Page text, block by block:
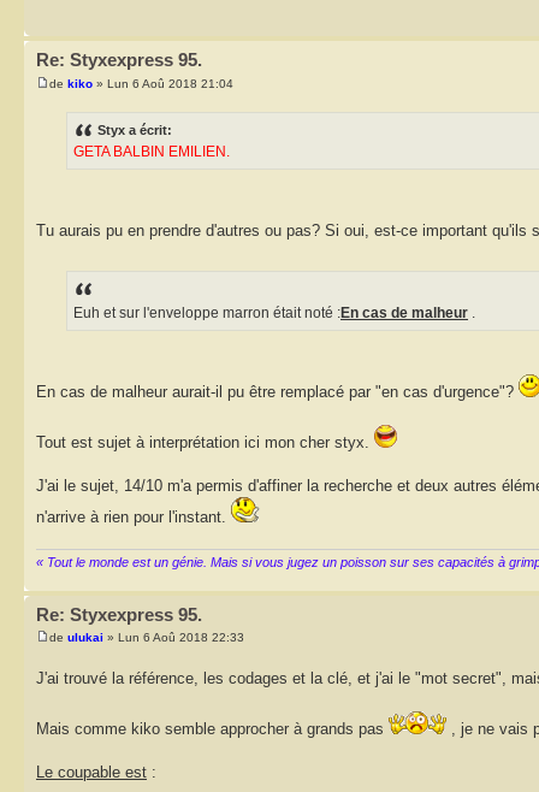
Re: Styxexpress 95.
de kiko » Lun 6 Aoû 2018 21:04
Styx a écrit:
GETA BALBIN EMILIEN.
Tu aurais pu en prendre d'autres ou pas? Si oui, est-ce important qu'ils
Euh et sur l'enveloppe marron était noté :En cas de malheur .
En cas de malheur aurait-il pu être remplacé par "en cas d'urgence"?
Tout est sujet à interprétation ici mon cher styx.
J'ai le sujet, 14/10 m'a permis d'affiner la recherche et deux autres
n'arrive à rien pour l'instant.
« Tout le monde est un génie. Mais si vous jugez un poisson sur ses capacités à
Re: Styxexpress 95.
de ulukai » Lun 6 Aoû 2018 22:33
J'ai trouvé la référence, les codages et la clé, et j'ai le "mot secret",
Mais comme kiko semble approcher à grands pas , je ne vais
Le coupable est :